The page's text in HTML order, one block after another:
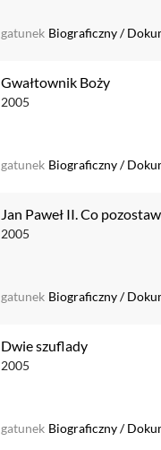
gatunek Biograficzny/
Gwałtownik Boży
2005
gatunek Biograficzny/
Jan Paweł II. Co
2005
gatunek Biograficzny/
Dwie szuflady
2005
gatunek Biograficzny/